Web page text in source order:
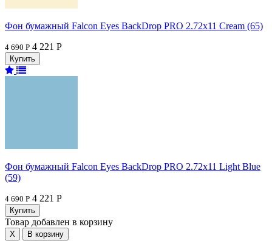
Фон бумажный Falcon Eyes BackDrop PRO 2.72x11 Cream (65)
4 690 Р 4 221 Р
Фон бумажный Falcon Eyes BackDrop PRO 2.72x11 Light Blue
(59)
4 690 Р 4 221 Р
Товар добавлен в корзину